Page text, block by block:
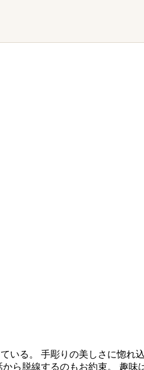
いる。 手彫りの美しさに惚れ
ら脱線するのもお約束。 趣味